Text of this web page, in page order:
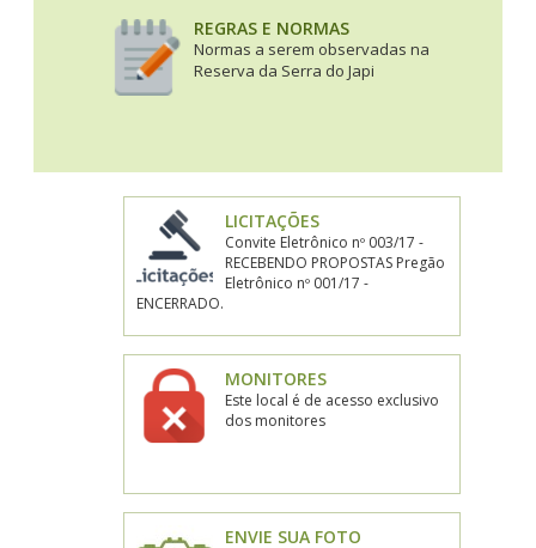
REGRAS E NORMAS
Normas a serem observadas na
Reserva da Serra do Japi
LICITAÇÕES
Convite Eletrônico nº 003/17 -
RECEBENDO PROPOSTAS Pregão
Eletrônico nº 001/17 -
ENCERRADO.
MONITORES
Este local é de acesso exclusivo
dos monitores
ENVIE SUA FOTO